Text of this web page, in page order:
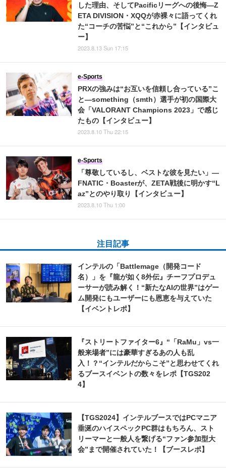
した理由、そしてPacificリーグへの後悔―Z
ETA DIVISION・XQQが赤裸々に語ってくれ
た“コーチの苦悩”と“これから”【インタビュ
ー】
2023.8.13 Sun 17:15
PRXの強みは“お互いを信頼し合っている”こ
と―something（smth）選手が初の国際大
会「VALORANT Champions 2023」で感じ
たもの【インタビュー】
e-Sports
2023.8.10 Thu 22:15
「尊敬しているし、ベストな彼を見たい」―
FNATIC・Boasterが、ZETA戦後に明かす“L
az”とのやり取り【インタビュー】
e-Sports
2023.8.10 Thu 1:00
注目記事
インテルの「Battlemage（開発コード
名）」を『龍が如く8外伝』チーフプロデュ
ーサーが読み解く！“新たなAIの世界”はゲー
ム開発にもユーザーにも恩恵を与えていた
【イベントレポ】
『ストリートファイター6』“「RaMu」vs一
般来場者”には豪華すぎるあの人も乱
入！？“インテルだからこそ”と思わせてくれ
るブースイベントの数々をレポ【TGS202
4】
【TGS2024】インテルブースではPCマニア
垂涎のハイスペックPC群はもちろん、スト
リーマーと一般人を繋げる“ファン参加型大
会”まで開催されていた！【ブースレポ】